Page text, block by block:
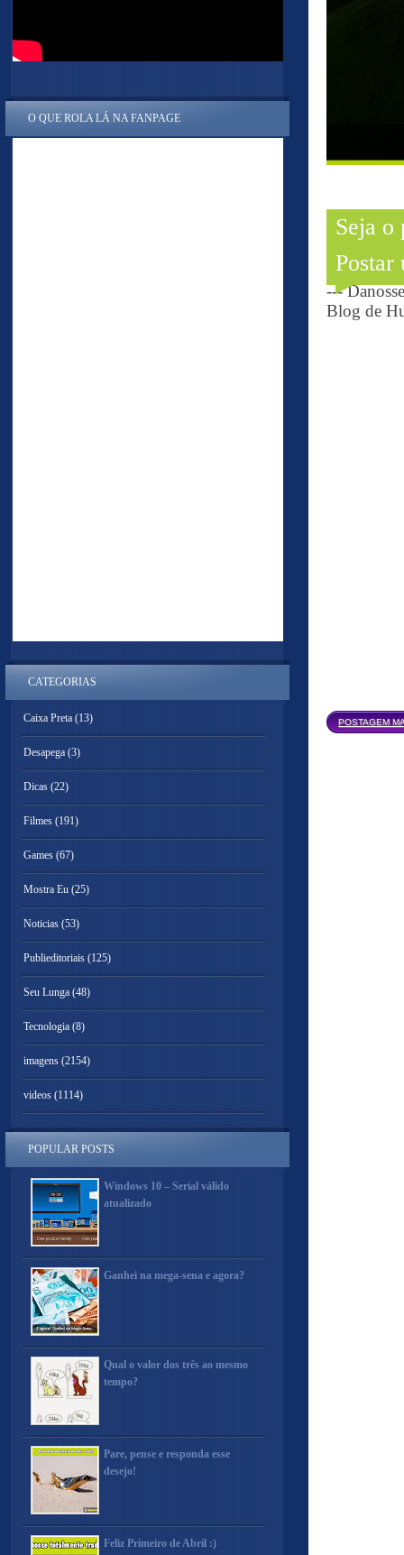
Seja o
Postar
---
Blog de
POSTAGEM
O QUE ROLA LÁ NA FANPAGE
CATEGORIAS
Caixa Preta (13)
Desapega (3)
Dicas (22)
Filmes (191)
Games (67)
Mostra Eu (25)
Noticias (53)
Publieditoriais (125)
Seu Lunga (48)
Tecnologia (8)
imagens (2154)
videos (1114)
POPULAR POSTS
Windows 10 – Serial válido
atualizado
Ganhei na mega-sena e agora?
Qual o valor dos três ao mesmo
tempo?
Pare, pense e responda esse
desejo!
Feliz Primeiro de Abril :)